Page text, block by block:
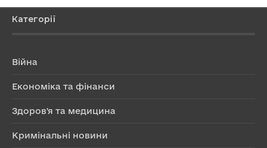
Категорії
Війна
Економіка та фінанси
Здоров'я та медицина
Кримінальні новини